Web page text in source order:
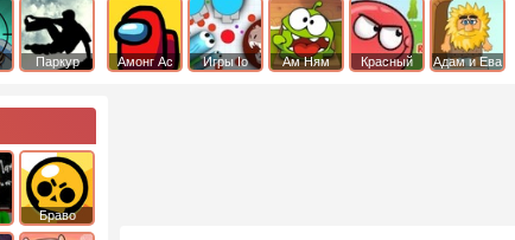
Паркур
Фанкин
Зомби
сбежала из
психушки
Амонг Ас Игры Io Ам Ням
Красный
Адам и Ева
Браво
Старс